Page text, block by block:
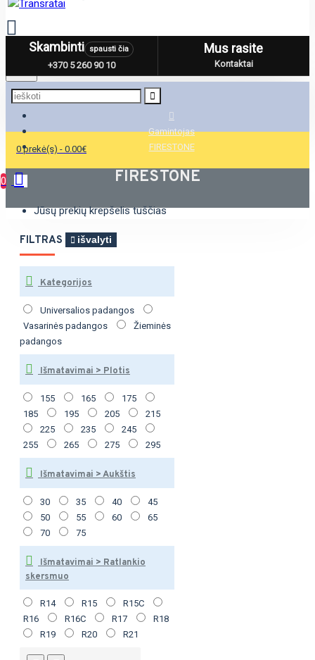
Menu
0 prekė(s) - 0.00€
0
Jūsų prekių krepšelis tuščias
Skambinti spausti čia
+370 5 260 90 10
Mus rasite
Kontaktai
Gamintojas
FIRESTONE
FIRESTONE
FILTRAS išvalyti
Kategorijos
Universalios padangos
Vasarinės padangos
Žieminės
padangos
Išmatavimai > Plotis
155 165
175
185
195 205
215
225
235
245
255
265 275 295
Išmatavimai > Aukštis
30 35 40
45
50
55 60
65
70
75
Išmatavimai > Ratlankio
skersmuo
R14 R15
R15C
R16
R16C R17
R18
R19
R20 R21